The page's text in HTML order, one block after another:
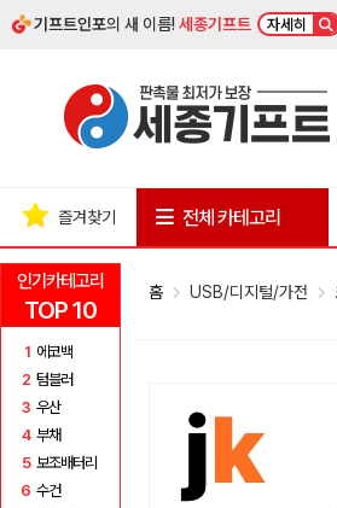
기프트인포의 새 이름!세종기프트 자세히
인기카테고리
TOP 10
1 에코백
2 텀블러
3 우산
4 부채
5 보조배터리
6 수건
즐겨찾기 전체 카테고리
홈 USB/디지털/가전